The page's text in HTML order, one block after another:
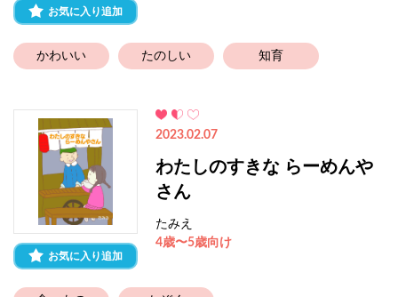
お気に入り追加
かわいい たのしい 知育
お気に入り追加
2023.02.07
わたしのすきな らーめんや
さん
たみえ
4歳〜5歳向け